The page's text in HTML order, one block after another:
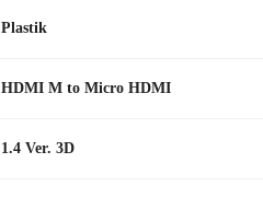
Plastik
HDMI M to Micro HDMI
1.4 Ver. 3D